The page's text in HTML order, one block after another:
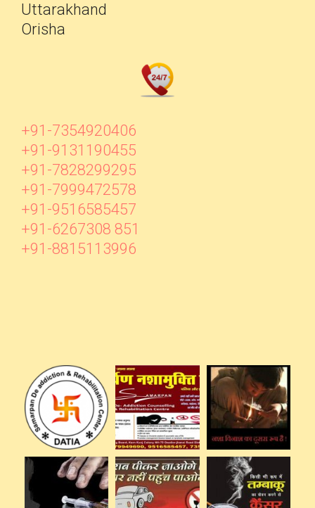
Uttarakhand
Orisha
+91-7354920406
+91-9131190455
+91-7828299295
+91-7999472578
+91-9516585457
+91-6267308 851
+91-8815113996